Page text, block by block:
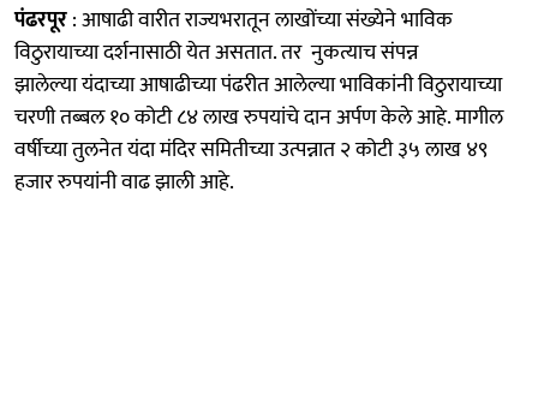
पंढरपूर: आषाढी वारीत राज्यभरातून लाखोंच्या संख्येने भाविक
विठुरायाच्या दर्शनासाठी येत असतात. तर नुकत्याच संपन्न
झालेल्या यंदाच्या आषाढीच्या पंढरीत आलेल्या भाविकांनी विठुरायाच्या
चरणी तब्बल १० कोटी ८४ लाख रुपयांचे दान अर्पण केले आहे. मागील
वर्षीच्या तुलनेत यंदा मंदिर समितीच्या उत्पन्नात २ कोटी ३५ लाख ४९
हजार रुपयांनी वाढ झाली आहे.